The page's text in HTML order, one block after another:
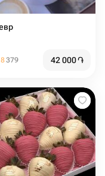
379 42 000֏